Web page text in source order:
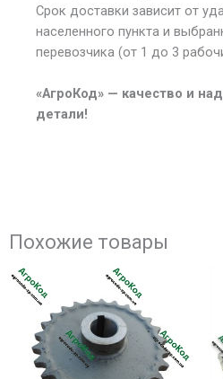
Срок доставки зависит от
населенного пункта и
перевозчика (от 1 до 3
«АгроКод» — качество и
детали!
Похожие товары